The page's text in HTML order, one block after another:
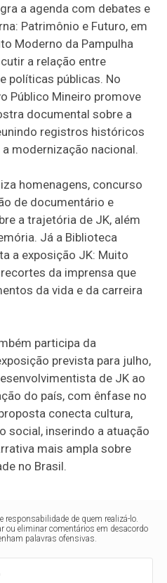
a agenda com debates e
Patrimônio e Futuro, em
Moderno da Pampulha
a relação entre
políticas públicas. No
Público Mineiro promove
documental sobre a
registros históricos
modernização nacional.
homenagens, concurso
de documentário e
a trajetória de JK, além
Já a Biblioteca
a exposição JK: Muito
da imprensa que
da vida e da carreira
participa da
prevista para julho,
de JK ao
do país, com ênfase no
conecta cultura,
social, inserindo a atuação
mais ampla sobre
no Brasil.
responsabilidade de quem realizá-lo.
ou eliminar comentários em desacordo
palavras ofensivas.